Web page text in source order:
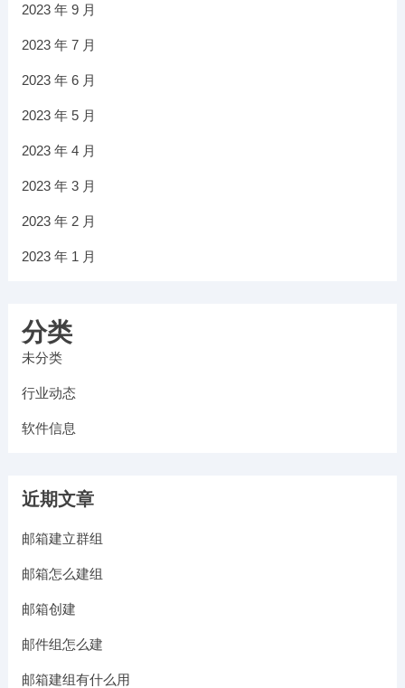
2023 年 9 月
2023 年 7 月
2023 年 6 月
2023 年 5 月
2023 年 4 月
2023 年 3 月
2023 年 2 月
2023 年 1 月
分类
未分类
行业动态
软件信息
近期文章
邮箱建立群组
邮箱怎么建组
邮箱创建
邮件组怎么建
邮箱建组有什么用